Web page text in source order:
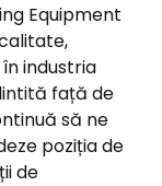
Equipment
industria
față de
să ne
poziția de
de